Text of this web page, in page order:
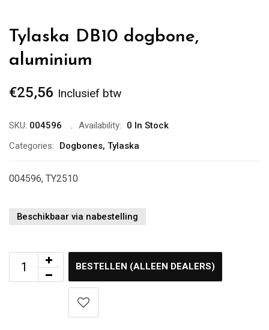
Tylaska DB10 dogbone,
aluminium
€25,56 Inclusief btw
SKU: 004596 Availability:
0 In Stock
Categories:
Dogbones, Tylaska
004596, TY2510
Beschikbaar via nabestelling
BESTELLEN (ALLEEN DEALERS)